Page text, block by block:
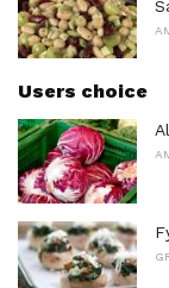
Users choice